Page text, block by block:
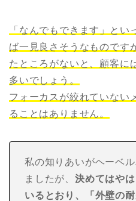
「なんでもできます」と
ば一見良さそうなものです
たところがないと、顧客に
多いでしょう。
フォーカスが絞れていない
ることはありません。
私の知りあいがヘーベ
ましたが、 決めてはや
いるとおり、「 外壁の